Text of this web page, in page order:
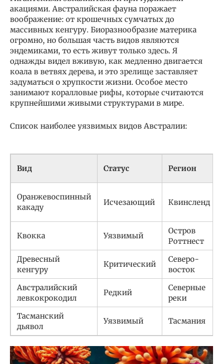
акациями. Австралийская фауна поражает
воображение: от крошечных сумчатых до
массивных кенгуру. Биоразнообразие материка
огромно, но большая часть видов являются
эндемиками, то есть живут только здесь. Я
однажды видел вживую, как медленно двигается
коала в ветвях дерева, и это зрелище заставляет
задуматься о хрупкости жизни. Особое место
занимают коралловые рифы, которые считаются
крупнейшими живыми структурами в мире.
Список наиболее уязвимых видов Австралии:
Вид Статус Регион
Оранжевоспинный
какаду
Исчезающий Квинсленд
Квокка Уязвимый
Остров
Роттнест
Древесный
кенгуру
Критический
Северо-
восток
Австралийский
левкокрокодил
Редкий
Северные
реки
Тасманский
дьявол
Уязвимый Тасмания